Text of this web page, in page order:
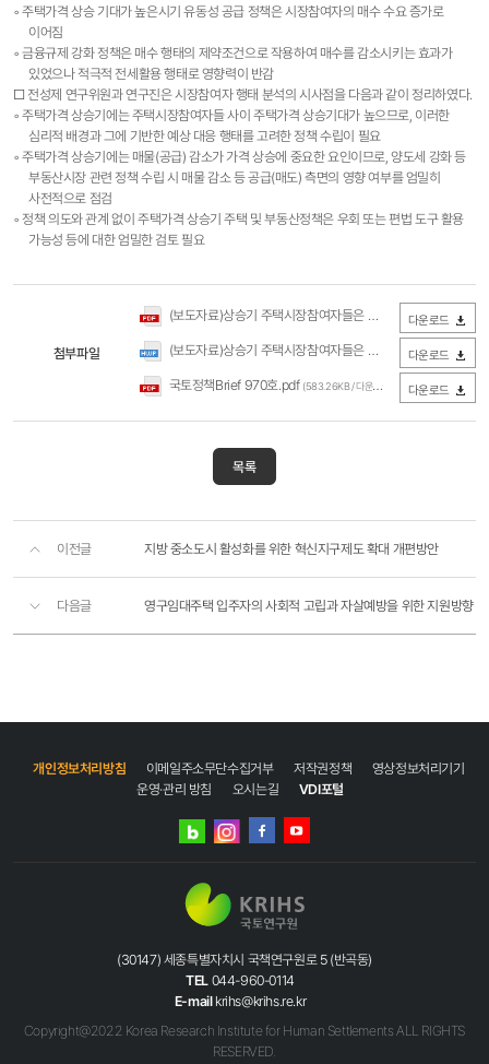
◦ 주택가격 상승 기대가 높은시기 유동성 공급 정책은 시장참여자의 매수 수요 증가로
이어짐
◦ 금융규제 강화 정책은 매수 행태의 제약조건으로 작용하여 매수를 감소시키는 효과가
있었으나 적극적 전세활용 행태로 영향력이 반감
□ 전성제 연구위원과 연구진은 시장참여자 행태 분석의 시사점을 다음과 같이 정리하였다.
◦ 주택가격 상승기에는 주택시장참여자들 사이 주택가격 상승기대가 높으므로, 이러한
심리적 배경과 그에 기반한 예상 대응 행태를 고려한 정책 수립이 필요
◦ 주택가격 상승기에는 매물(공급) 감소가 가격 상승에 중요한 요인이므로, 양도세 강화 등
부동산시장 관련 정책 수립 시 매물 감소 등 공급(매도) 측면의 영향 여부를 엄밀히
사전적으로 점검
◦ 정책 의도와 관계 없이 주택가격 상승기 주택 및 부동산정책은 우회 또는 편법 도구 활용
가능성 등에 대한 엄밀한 검토 필요
첨부파일
(보도자료)상승기 주택시장참여자들은 어떻게 행동했을까(국토연구원).pdf 다운로드
(보도자료)상승기 주택시장참여자들은 어떻게 행동했을까(국토연구원).hwp 다운로드
국토정책Brief 970호.pdf (583.26KB / 다운로드 1,392회) 다운로드
목록
이전글 지방 중소도시 활성화를 위한 혁신지구제도 확대 개편방안
다음글 영구임대주택 입주자의 사회적 고립과 자살예방을 위한 지원방향
개인정보처리방침 이메일주소무단수집거부 저작권정책
영상정보처리기기
운영·관리 방침
오시는길 VDI포털
네이버
인스타그램
(30147) 세종특별자치시 국책연구원로 5 (반곡동)
TEL 044-960-0114
E-mail krihs@krihs.re.kr
Copyright@2022 Korea Research Institute for Human Settlements ALL RIGHTS
RESERVED.